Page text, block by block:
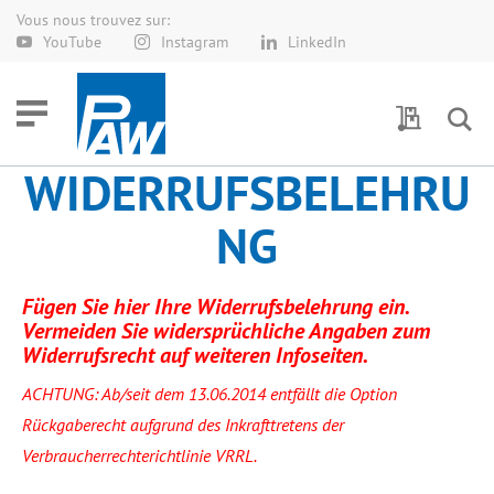
Vous nous trouvez sur:
YouTube
Instagram LinkedIn
Allez
Demande
WIDERRUFSBELEHRU
NG
Fügen Sie hier Ihre Widerrufsbelehrung ein.
Vermeiden Sie widersprüchliche Angaben zum
Widerrufsrecht auf weiteren Infoseiten.
ACHTUNG: Ab/seit dem 13.06.2014 entfällt die Option
Rückgaberecht aufgrund des Inkrafttretens der
Verbraucherrechterichtlinie VRRL.